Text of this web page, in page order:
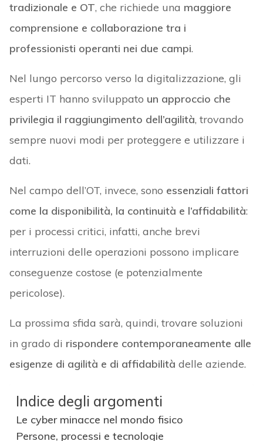
tradizionale e OT, che richiede una maggiore
comprensione e collaborazione tra i
professionisti operanti nei due campi.
Nel lungo percorso verso la digitalizzazione, gli
esperti IT hanno sviluppato un approccio che
privilegia il raggiungimento dell’agilità, trovando
sempre nuovi modi per proteggere e utilizzare i
dati.
Nel campo dell’OT, invece, sono essenziali fattori
come la disponibilità, la continuità e l’affidabilità:
per i processi critici, infatti, anche brevi
interruzioni delle operazioni possono implicare
conseguenze costose (e potenzialmente
pericolose).
La prossima sfida sarà, quindi, trovare soluzioni
in grado di rispondere contemporaneamente alle
esigenze di agilità e di affidabilità delle aziende.
Indice degli argomenti
Le cyber minacce nel mondo fisico
Persone, processi e tecnologie